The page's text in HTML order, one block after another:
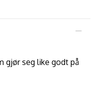
gjør seg like godt på